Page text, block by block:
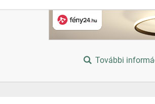
További